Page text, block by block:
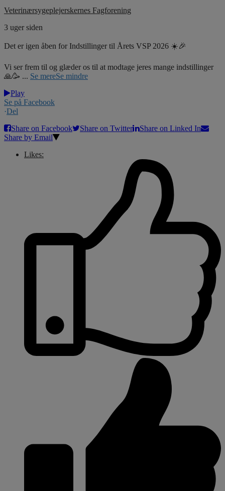
Veterinærsygeplejerskernes Fagforening
3 uger siden
Det er igen åben for Indstillinger til Årets VSP 2026 ☀️🎉
Vi ser frem til og glæder os til at modtage jeres mange indstillinger
🙏🥳 ... Se mereSe mindre
Play
Se på Facebook
·Del
Share on Facebook
Share on Twitter
Share on Linked In
Share by Email
Likes: